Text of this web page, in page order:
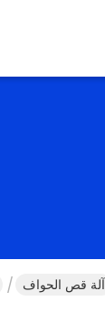
آلة قص الحواف